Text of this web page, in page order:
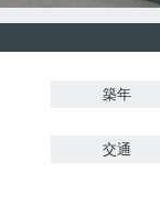
築年
交通